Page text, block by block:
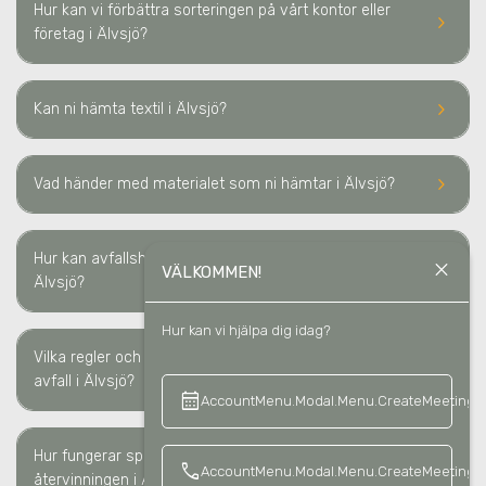
VÄLKOMMEN! close
Hur kan vi hjälpa dig idag?
calendar_monthAccountMenu.Modal.Menu.CreateMeeting
call
keyboard_arrow_right
Hur kan vi förbättra sorteringen på vårt kontor eller
företag i Älvsjö?
keyboard_arrow_right
Kan ni hämta textil i Älvsjö?
keyboard_arrow_right
Vad händer med materialet som ni hämtar i Älvsjö?
keyboard_arrow_right
Hur kan avfallshantering minska våra kostnader i
Älvsjö?
keyboard_arrow_right
Vilka regler och lagkrav måste vi följa för sortering av
avfall i Älvsjö?
keyboard_arrow_right
Hur fungerar spårbarheten av avfallshanteringen/
återvinningen i Älvsjö?